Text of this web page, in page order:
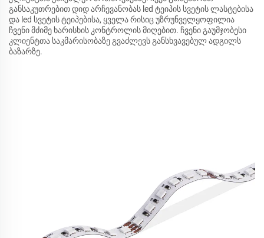
განსაკუთრებით დიდ არჩევანობას led ტეიპის სვეტის ლასტებისა
და led სვეტის ტეიპებისა, ყველა რისიც უზრუნველყოფილია
ჩვენი მძიმე ხარისხის კონტროლის მიღებით. ჩვენი გაუმჯობესი
კლიენტთა საკმარისობაზე გვაძლევს განსხვავებულ ადგილს
ბაზარზე.